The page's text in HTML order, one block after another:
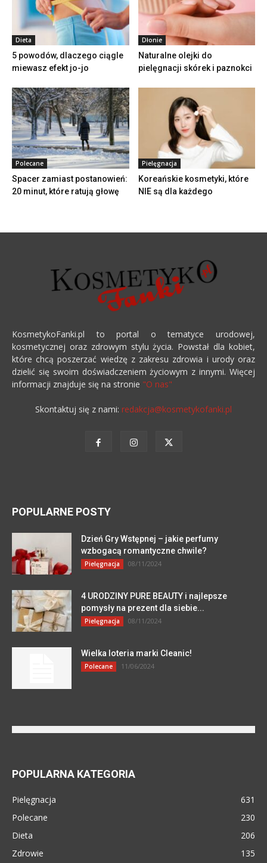
Dieta
5 powodów, dlaczego ciągle
miewasz efekt jo-jo
Dłonie
Naturalne olejki do
pielęgnacji skórek i paznokci
Polecane
Spacer zamiast postanowień:
20 minut, które ratują głowę
Pielęgnacja
Koreańskie kosmetyki, które
NIE są dla każdego
KosmetykoFanki.pl to portal o tematyce urodowej,
kosmetycznej oraz zdrowym stylu życia. Powstał dla kobiet,
które chcą poszerzać wiedzę z zakresu zdrowia i urody oraz
dzielić się swoim doświadczeniem życiowym z innymi. Więcej
informacji znajduje się na stronie "O nas"
Skontaktuj się z nami: redakcja@kosmetykofanki.pl
POPULARNE POSTY
Dzień Gry Wstępnej – jakie perfumy
wzbogacą romantyczne chwile?
Pielęgnacja 08/11/2024
4 URODZINY PURE BEAUTY i najlepsze
pomysły na prezent dla siebie...
Pielęgnacja 08/11/2024
Wielka loteria marki Cleanic!
Polecane 11/06/2024
POPULARNA KATEGORIA
Pielęgnacja
631
Polecane
230
Dieta
206
Zdrowie
135